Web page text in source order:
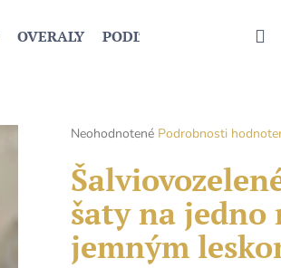
OVERALY PODĽA UDALOSTI
Priemerné
produktu
je
0,0
z
5
hviezdičiek.
Neohodnotené Podrobnosti
šaty na jedno
jemným